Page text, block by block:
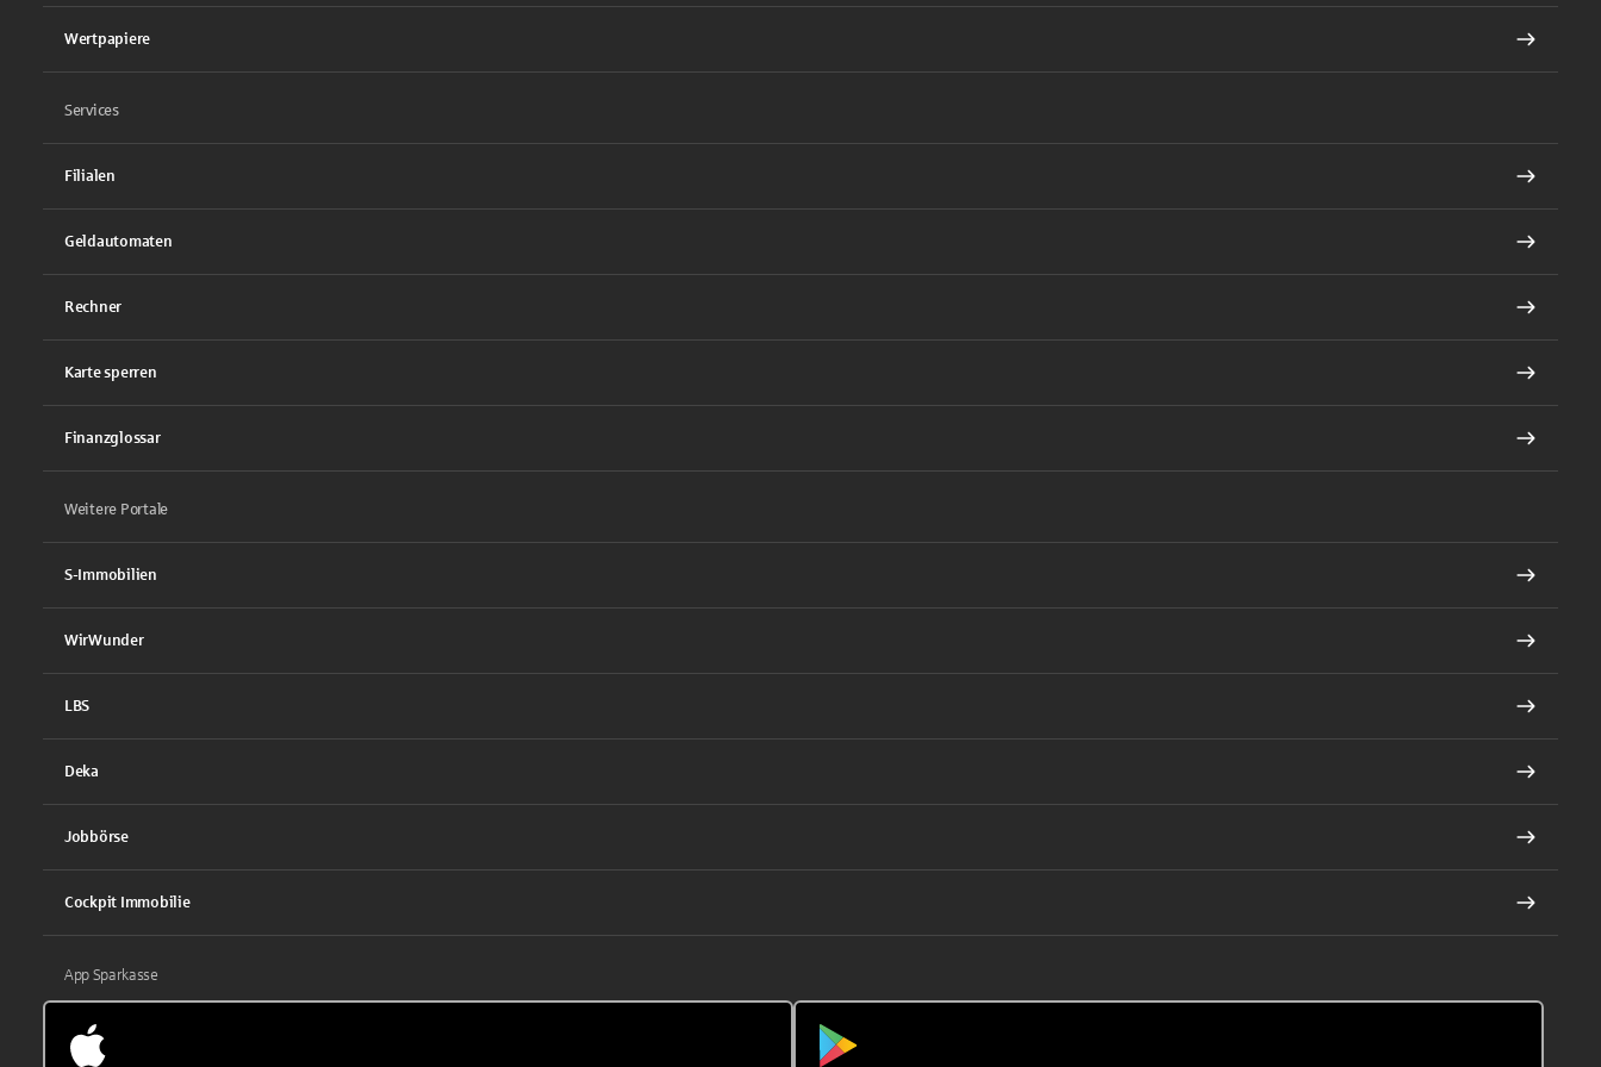
Wertpapiere
Services
Filialen
Geldautomaten
Rechner
Karte sperren
Finanzglossar
Weitere Portale
S-Immobilien
WirWunder
LBS
Deka
Jobbörse
Cockpit Immobilie
App Sparkasse